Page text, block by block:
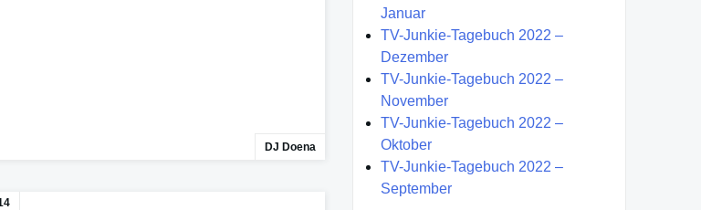
DJ Doena
Januar
TV-Junkie-Tagebuch 2022 –
Dezember
TV-Junkie-Tagebuch 2022 –
November
TV-Junkie-Tagebuch 2022 –
Oktober
TV-Junkie-Tagebuch 2022 –
September